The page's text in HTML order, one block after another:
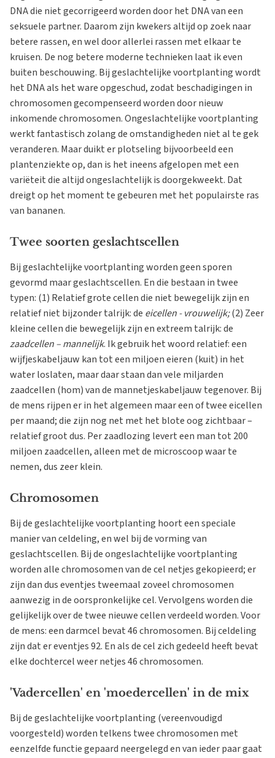
DNA die niet gecorrigeerd worden door het DNA van een
seksuele partner. Daarom zijn kwekers altijd op zoek naar
betere rassen, en wel door allerlei rassen met elkaar te
kruisen. De nog betere moderne technieken laat ik even
buiten beschouwing. Bij geslachtelijke voortplanting wordt
het DNA als het ware opgeschud, zodat beschadigingen in
chromosomen gecompenseerd worden door nieuw
inkomende chromosomen. Ongeslachtelijke voortplanting
werkt fantastisch zolang de omstandigheden niet al te gek
veranderen. Maar duikt er plotseling bijvoorbeeld een
plantenziekte op, dan is het ineens afgelopen met een
variëteit die altijd ongeslachtelijk is doorgekweekt. Dat
dreigt op het moment te gebeuren met het populairste ras
van bananen.
Twee soorten geslachtscellen
Bij geslachtelijke voortplanting worden geen sporen
gevormd maar geslachtscellen. En die bestaan in twee
typen: (1) Relatief grote cellen die niet bewegelijk zijn en
relatief niet bijzonder talrijk: de eicellen - vrouwelijk;(2) Zeer
kleine cellen die bewegelijk zijn en extreem talrijk: de
zaadcellen – mannelijk. Ik gebruik het woord relatief: een
wijfjeskabeljauw kan tot een miljoen eieren (kuit) in het
water loslaten, maar daar staan dan vele miljarden
zaadcellen (hom) van de mannetjeskabeljauw tegenover. Bij
de mens rijpen er in het algemeen maar een of twee eicellen
per maand; die zijn nog net met het blote oog zichtbaar –
relatief groot dus. Per zaadlozing levert een man tot 200
miljoen zaadcellen, alleen met de microscoop waar te
nemen, dus zeer klein.
Chromosomen
Bij de geslachtelijke voortplanting hoort een speciale
manier van celdeling, en wel bij de vorming van
geslachtscellen. Bij de ongeslachtelijke voortplanting
worden alle chromosomen van de cel netjes gekopieerd; er
zijn dan dus eventjes tweemaal zoveel chromosomen
aanwezig in de oorspronkelijke cel. Vervolgens worden die
gelijkelijk over de twee nieuwe cellen verdeeld worden. Voor
de mens: een darmcel bevat 46 chromosomen. Bij celdeling
zijn dat er eventjes 92. En als de cel zich gedeeld heeft bevat
elke dochtercel weer netjes 46 chromosomen.
'Vadercellen' en 'moedercellen' in de mix
Bij de geslachtelijke voortplanting (vereenvoudigd
voorgesteld) worden telkens twee chromosomen met
eenzelfde functie gepaard neergelegd en van ieder paar gaat